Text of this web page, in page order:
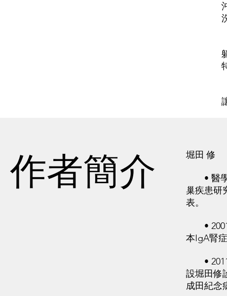
作者簡介 堀田 修
• 醫學
巢疾患研
表。
• 2001
本IgA腎
• 2011
設堀田修
成田紀念